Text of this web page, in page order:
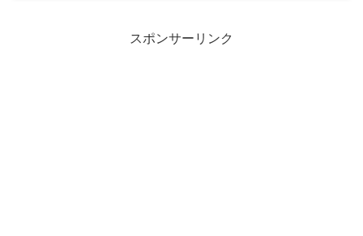
スポンサーリンク